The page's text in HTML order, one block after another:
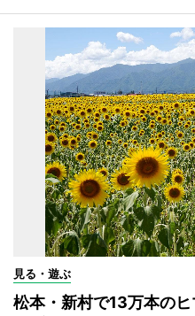
見る・遊ぶ
松本・新村で13万本の